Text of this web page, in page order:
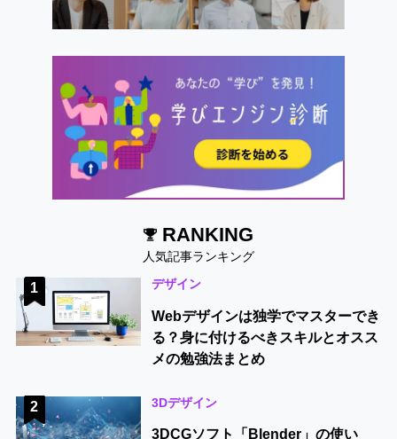
RANKING
人気記事ランキング
1 デザイン
Webデザインは独学でマスターでき
る？身に付けるべきスキルとオスス
メの勉強法まとめ
2 3Dデザイン
3DCGソフト「Blender」の使い